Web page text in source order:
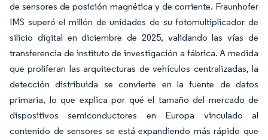
de sensores de posición magnética y de corriente. Fraunhofer
IMS superó el millón de unidades de su fotomultiplicador de
silicio digital en diciembre de 2025, validando las vías de
transferencia de instituto de investigación a fábrica. A medida
que proliferan las arquitecturas de vehículos centralizadas, la
detección distribuida se convierte en la fuente de datos
primaria, lo que explica por qué el tamaño del mercado de
dispositivos semiconductores en Europa vinculado al
contenido de sensores se está expandiendo más rápido que